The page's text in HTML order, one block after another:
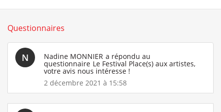
Questionnaires
N Nadine MONNIER a répondu au
questionnaire Le Festival Place(s) aux artistes,
votre avis nous intéresse !
2 décembre 2021 à 15:58